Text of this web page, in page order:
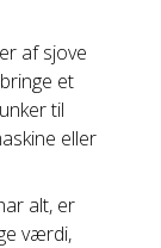
af sjove
et
til
eller
alt, er
værdi,